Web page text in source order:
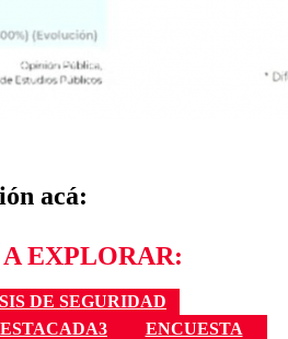
acá:
EXPLORAR:
DE SEGURIDAD
ENCUESTA